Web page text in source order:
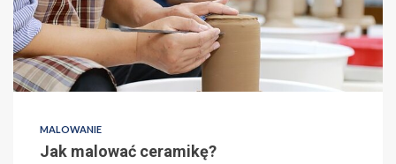
MALOWANIE
Jak malować ceramikę?